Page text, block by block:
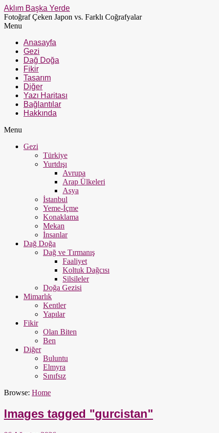
Aklım Başka Yerde
Fotoğraf Çeken Japon vs. Farklı Coğrafyalar
Menu
Anasayfa
Gezi
Dağ Doğa
Fikir
Tasarım
Diğer
Yazı Haritası
Bağlantılar
Hakkında
Menu
Gezi
Türkiye
Yurtdışı
Avrupa
Arap Ülkeleri
Asya
İstanbul
Yeme-İçme
Konaklama
Mekan
İnsanlar
Dağ Doğa
Dağ ve Tırmanış
Faaliyet
Koltuk Dağcısı
Silsileler
Doğa Gezisi
Mimarlık
Kentler
Yapılar
Fikir
Olan Biten
Ben
Diğer
Buluntu
Elmyra
Sınıfsız
Browse: Home
Images tagged "gurcistan"